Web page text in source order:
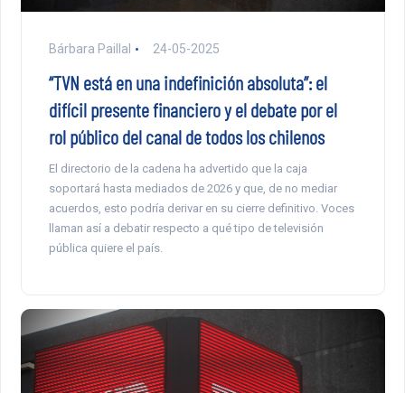
Bárbara Paillal 24-05-2025
“TVN está en una indefinición absoluta”: el
difícil presente financiero y el debate por el
rol público del canal de todos los chilenos
El directorio de la cadena ha advertido que la caja
soportará hasta mediados de 2026 y que, de no mediar
acuerdos, esto podría derivar en su cierre definitivo. Voces
llaman así a debatir respecto a qué tipo de televisión
pública quiere el país.